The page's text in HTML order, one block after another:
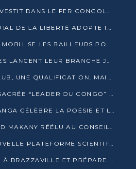
ULSAN HOLDING INVESTIT DANS LE FER CONGOLAIS
LE CONGRÈS MONDIAL DE LA LIBERTÉ ADOPTE 14 RÉSOLUTIONS HISTORIQUES
COP30 : LA BDEAC MOBILISE LES BAILLEURS POUR LE FONDS BLEU DU BASSIN DU CONGO
LES SOUVERAINISTES LANCENT LEUR BRANCHE JEUNE À BRAZZAVILLE
L’AS OTOHO, UN CLUB, UNE QUALIFICATION, MAIS ENCORE DES DOUTES
L’ONG BUTTERFLY SACRÉE “LEADER DU CONGO” AU PRIX D’EXCELLENCE 2025
STIVEN MAGE MAKANGA CÉLÈBRE LA POÉSIE ET L’HUMAIN AVEC SON RECUEIL “HECTARE”
PR. ROGER ARMAND MAKANY RÉÉLU AU CONSEIL DE L’AUF
ÉNERGIE : UNE NOUVELLE PLATEFORME SCIENTIFIQUE POUR LA TRANSITION ÉNERGÉTIQUE EN AFRIQUE CENTRALE
GOZEM DÉBARQUE À BRAZZAVILLE ET PRÉPARE SON ARRIVÉE À POINTE-NOIRE